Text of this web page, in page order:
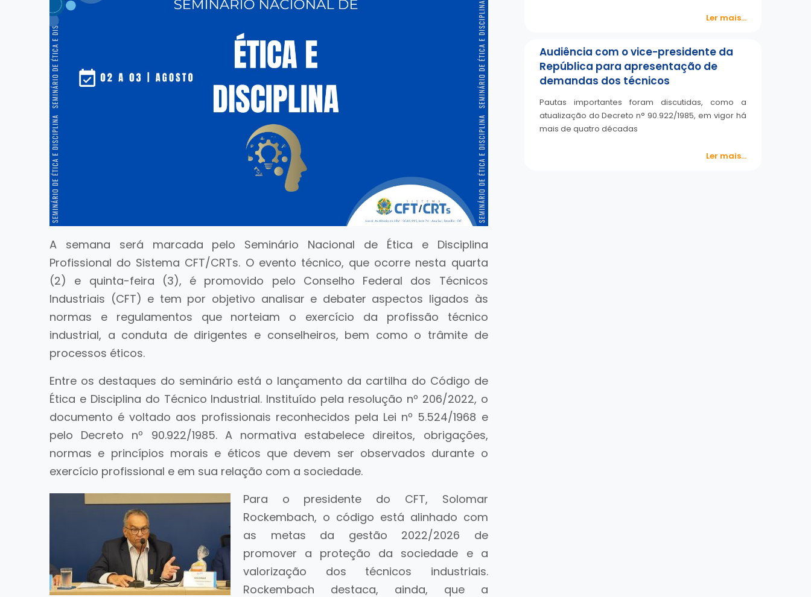
A semana será marcada pelo Seminário Nacional de Ética e Disciplina
Profissional do Sistema CFT/CRTs. O evento técnico, que ocorre nesta quarta
(2) e quinta-feira (3), é promovido pelo Conselho Federal dos Técnicos
Industriais (CFT) e tem por objetivo analisar e debater aspectos ligados às
normas e regulamentos que norteiam o exercício da profissão técnico
industrial, a conduta de dirigentes e conselheiros, bem como o trâmite de
processos éticos.
Entre os destaques do seminário está o lançamento da cartilha do Código de
Ética e Disciplina do Técnico Industrial. Instituído pela resolução nº 206/2022, o
documento é voltado aos profissionais reconhecidos pela Lei nº 5.524/1968 e
pelo Decreto nº 90.922/1985. A normativa estabelece direitos, obrigações,
normas e princípios morais e éticos que devem ser observados durante o
exercício profissional e em sua relação com a sociedade.
Para o presidente do CFT, Solomar
Rockembach, o código está alinhado com
as metas da gestão 2022/2026 de
promover a proteção da sociedade e a
valorização dos técnicos industriais.
Rockembach destaca, ainda, que a
Ler mais...
Audiência com o vice-presidente da
República para apresentação de
demandas dos técnicos
Pautas importantes foram discutidas, como a
atualização do Decreto n° 90.922/1985, em vigor há
mais de quatro décadas
Ler mais...